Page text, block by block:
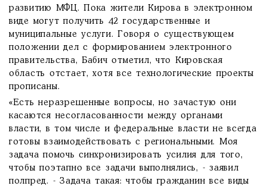
развитию МФЦ. Пока жители Кирова в электронном
виде могут получить 42 государственные и
муниципальные услуги. Говоря о существующем
положении дел с формированием электронного
правительства, Бабич отметил, что Кировская
область отстает, хотя все технологические проекты
прописаны.
«Есть неразрешенные вопросы, но зачастую они
касаются несогласованности между органами
власти, в том числе и федеральные власти не всегда
готовы взаимодействовать с региональными. Моя
задача помочь синхронизировать усилия для того,
чтобы поэтапно все задачи выполнялись, - заявил
полпред. - Задача такая: чтобы гражданин все виды